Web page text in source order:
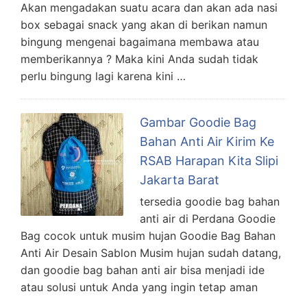
Akan mengadakan suatu acara dan akan ada nasi
box sebagai snack yang akan di berikan namun
bingung mengenai bagaimana membawa atau
memberikannya ? Maka kini Anda sudah tidak
perlu bingung lagi karena kini …
Gambar Goodie Bag
Bahan Anti Air Kirim Ke
RSAB Harapan Kita Slipi
Jakarta Barat
tersedia goodie bag bahan
anti air di Perdana Goodie
Bag cocok untuk musim hujan Goodie Bag Bahan
Anti Air Desain Sablon Musim hujan sudah datang,
dan goodie bag bahan anti air bisa menjadi ide
atau solusi untuk Anda yang ingin tetap aman